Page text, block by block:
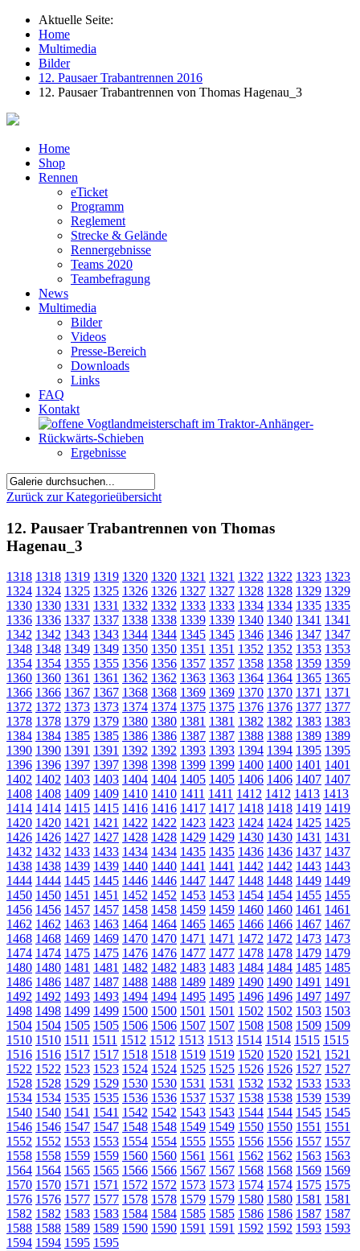
Aktuelle Seite:
Home
Multimedia
Bilder
12. Pausaer Trabantrennen 2016
12. Pausaer Trabantrennen von Thomas Hagenau_3
Home
Shop
Rennen
eTicket
Programm
Reglement
Strecke & Gelände
Rennergebnisse
Teams 2020
Teambefragung
News
Multimedia
Bilder
Videos
Presse-Bereich
Downloads
Links
FAQ
Kontakt
Ergebnisse
Zurück zur Kategorieübersicht
12. Pausaer Trabantrennen von Thomas
Hagenau_3
1318 1318 1319 1319 1320 1320 1321 1321 1322 1322 1323 1323
1324 1324 1325 1325 1326 1326 1327 1327 1328 1328 1329 1329
1330 1330 1331 1331 1332 1332 1333 1333 1334 1334 1335 1335
1336 1336 1337 1337 1338 1338 1339 1339 1340 1340 1341 1341
1342 1342 1343 1343 1344 1344 1345 1345 1346 1346 1347 1347
1348 1348 1349 1349 1350 1350 1351 1351 1352 1352 1353 1353
1354 1354 1355 1355 1356 1356 1357 1357 1358 1358 1359 1359
1360 1360 1361 1361 1362 1362 1363 1363 1364 1364 1365 1365
1366 1366 1367 1367 1368 1368 1369 1369 1370 1370 1371 1371
1372 1372 1373 1373 1374 1374 1375 1375 1376 1376 1377 1377
1378 1378 1379 1379 1380 1380 1381 1381 1382 1382 1383 1383
1384 1384 1385 1385 1386 1386 1387 1387 1388 1388 1389 1389
1390 1390 1391 1391 1392 1392 1393 1393 1394 1394 1395 1395
1396 1396 1397 1397 1398 1398 1399 1399 1400 1400 1401 1401
1402 1402 1403 1403 1404 1404 1405 1405 1406 1406 1407 1407
1408 1408 1409 1409 1410 1410 1411 1411 1412 1412 1413 1413
1414 1414 1415 1415 1416 1416 1417 1417 1418 1418 1419 1419
1420 1420 1421 1421 1422 1422 1423 1423 1424 1424 1425 1425
1426 1426 1427 1427 1428 1428 1429 1429 1430 1430 1431 1431
1432 1432 1433 1433 1434 1434 1435 1435 1436 1436 1437 1437
1438 1438 1439 1439 1440 1440 1441 1441 1442 1442 1443 1443
1444 1444 1445 1445 1446 1446 1447 1447 1448 1448 1449 1449
1450 1450 1451 1451 1452 1452 1453 1453 1454 1454 1455 1455
1456 1456 1457 1457 1458 1458 1459 1459 1460 1460 1461 1461
1462 1462 1463 1463 1464 1464 1465 1465 1466 1466 1467 1467
1468 1468 1469 1469 1470 1470 1471 1471 1472 1472 1473 1473
1474 1474 1475 1475 1476 1476 1477 1477 1478 1478 1479 1479
1480 1480 1481 1481 1482 1482 1483 1483 1484 1484 1485 1485
1486 1486 1487 1487 1488 1488 1489 1489 1490 1490 1491 1491
1492 1492 1493 1493 1494 1494 1495 1495 1496 1496 1497 1497
1498 1498 1499 1499 1500 1500 1501 1501 1502 1502 1503 1503
1504 1504 1505 1505 1506 1506 1507 1507 1508 1508 1509 1509
1510 1510 1511 1511 1512 1512 1513 1513 1514 1514 1515 1515
1516 1516 1517 1517 1518 1518 1519 1519 1520 1520 1521 1521
1522 1522 1523 1523 1524 1524 1525 1525 1526 1526 1527 1527
1528 1528 1529 1529 1530 1530 1531 1531 1532 1532 1533 1533
1534 1534 1535 1535 1536 1536 1537 1537 1538 1538 1539 1539
1540 1540 1541 1541 1542 1542 1543 1543 1544 1544 1545 1545
1546 1546 1547 1547 1548 1548 1549 1549 1550 1550 1551 1551
1552 1552 1553 1553 1554 1554 1555 1555 1556 1556 1557 1557
1558 1558 1559 1559 1560 1560 1561 1561 1562 1562 1563 1563
1564 1564 1565 1565 1566 1566 1567 1567 1568 1568 1569 1569
1570 1570 1571 1571 1572 1572 1573 1573 1574 1574 1575 1575
1576 1576 1577 1577 1578 1578 1579 1579 1580 1580 1581 1581
1582 1582 1583 1583 1584 1584 1585 1585 1586 1586 1587 1587
1588 1588 1589 1589 1590 1590 1591 1591 1592 1592 1593 1593
1594 1594 1595 1595